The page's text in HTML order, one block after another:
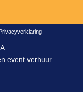
event verhuur